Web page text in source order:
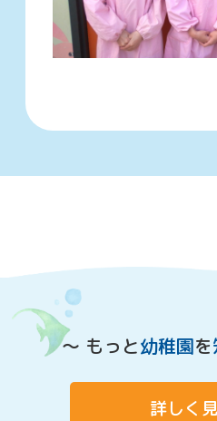
〜 もっと幼稚園を
詳しく